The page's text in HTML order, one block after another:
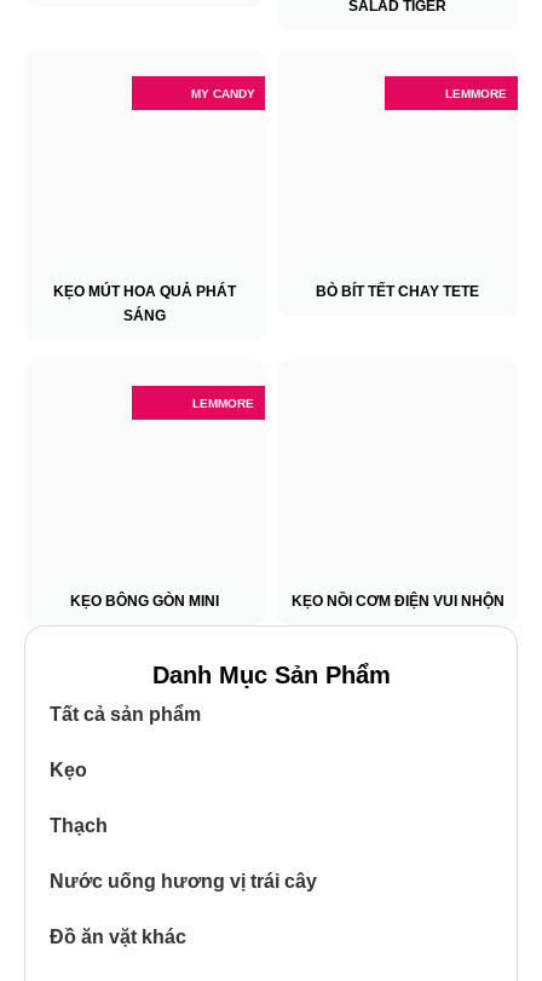
SALAD TIGER
MY CANDY
KẸO MÚT HOA QUẢ PHÁT
SÁNG
LEMMORE
BÒ BÍT TẾT CHAY TETE
LEMMORE
KẸO BÔNG GÒN MINI KẸO NỒI CƠM ĐIỆN VUI NHỘN
Danh Mục Sản Phẩm
Tất cả sản phẩm
Kẹo
Thạch
Nước uống hương vị trái cây
Đồ ăn vặt khác